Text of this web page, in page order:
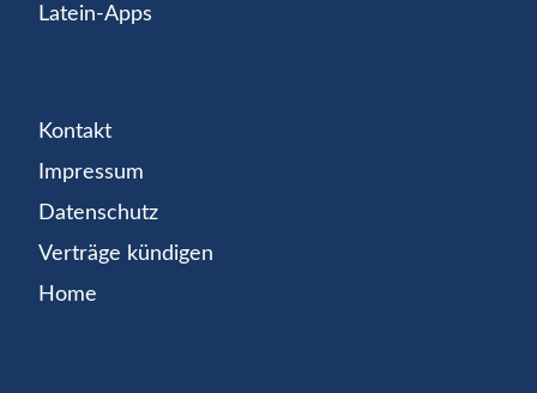
Latein-Apps
Kontakt
Impressum
Datenschutz
Verträge kündigen
Home